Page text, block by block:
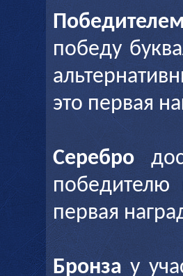
Победителем
победу
это первая
Серебро
первая
Бронза у